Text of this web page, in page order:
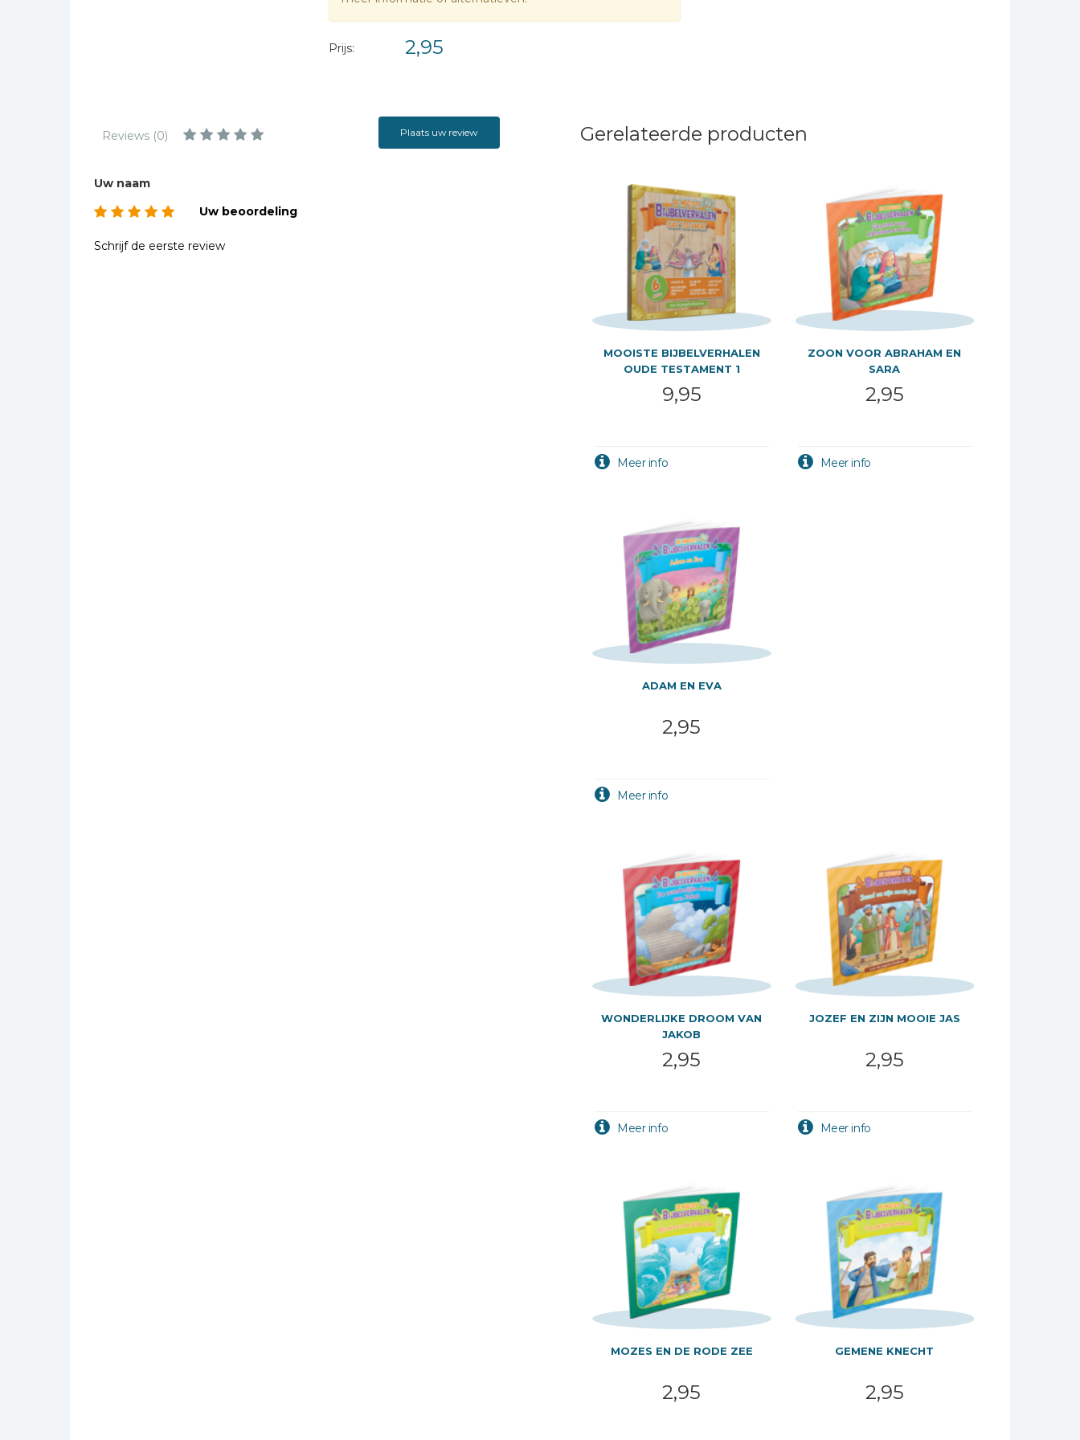
Politiek
Romans
Toeristische kaarten en
gidsen
Taalstudie
Prijs: 2,95
Reviews (0) Plaats uw review
Uw naam
Uw beoordeling
Schrijf de eerste review
Gerelateerde producten
MOOISTE BIJBELVERHALEN
OUDE TESTAMENT 1
9,95
ZOON VOOR ABRAHAM EN
SARA
2,95
ADAM EN EVA
2,95
WONDERLIJKE DROOM VAN
JAKOB
2,95
JOZEF EN ZIJN MOOIE JAS
2,95
MOZES EN DE RODE ZEE
2,95
GEMENE KNECHT
2,95